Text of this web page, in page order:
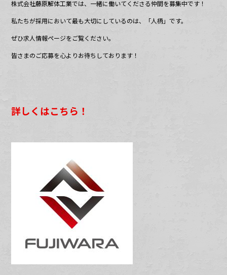
株式会社藤原解体工業では、一緒に働いてくださる仲間を募集中です！
私たちが採用において最も大切にしているのは、「人柄」です。
ぜひ求人情報ページをご覧ください。
皆さまのご応募を心よりお待ちしております！
詳しくはこちら！